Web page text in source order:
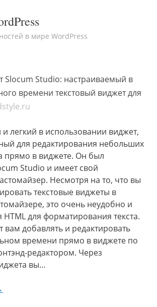
в мире WordPress
Slocum Studio: настраиваемый в
времени текстовый виджет для
легкий в использовании виджет,
для редактирования небольших
прямо в виджете. Он был
Studio и имеет свой
Несмотря на то, что вы
текстовые виджеты в
это очень неудобно и
HTML для форматирования текста.
вам добавлять и редактировать
времени прямо в виджете по
редактором. Через
вы…